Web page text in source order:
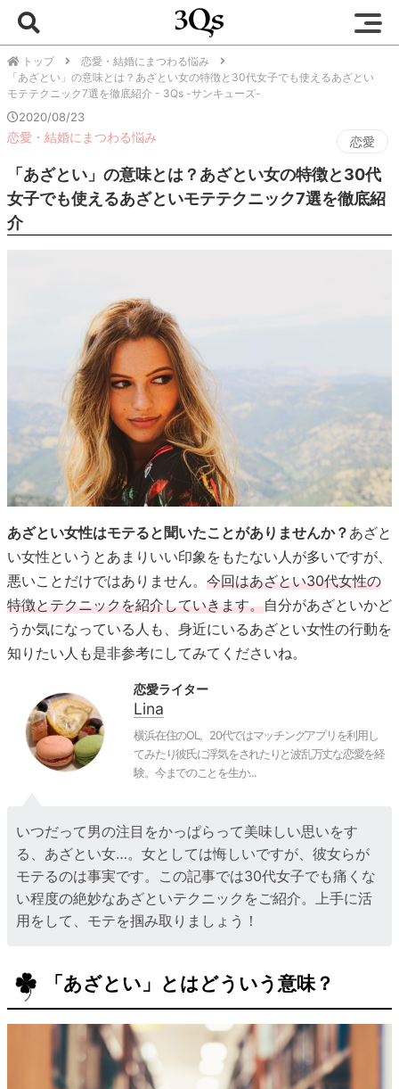
トップ
恋愛・結婚にまつわる悩み
「あざとい」の意味とは？あざとい女の特徴と30代女子でも使えるあざとい
モテテクニック7選を徹底紹介 - 3Qs -サンキューズ-
2020/08/23
恋愛・結婚にまつわる悩み 恋愛
「あざとい」の意味とは？あざとい女の特徴と30代
女子でも使えるあざといモテテクニック7選を徹底紹
介
あざとい女性はモテると聞いたことがありませんか？ あざと
い女性というとあまりいい印象をもたない人が多いですが、
悪いことだけではありません。 今回はあざとい30代女性の
特徴とテクニックを紹介していきます。自分があざといかど
うか気になっている人も、身近にいるあざとい女性の行動を
知りたい人も是非参考にしてみてくださいね。
恋愛ライター
Lina
横浜在住のOL。20代ではマッチングアプリを利用し
てみたり彼氏に浮気をされたりと波乱万丈な恋愛を経
験。今までのことを生か...
いつだって男の注目をかっぱらって美味しい思いをす
る、あざとい女…。女としては悔しいですが、彼女らが
モテるのは事実です。この記事では30代女子でも痛くな
い程度の絶妙なあざといテクニックをご紹介。上手に活
用をして、モテを掴み取りましょう！
「あざとい」とはどういう意味？